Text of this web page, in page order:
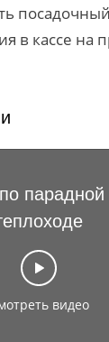
в кассе на
видео